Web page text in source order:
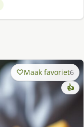
Maak favoriet6
👍